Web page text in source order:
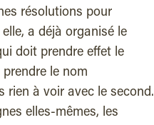
résolutions pour
a déjà organisé le
doit prendre effet le
le nom
rien à voir avec le second.
elles-mêmes, les